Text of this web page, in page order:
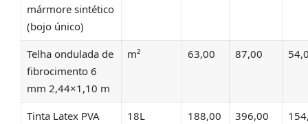
mármore sintético
(bojo único)
Telha ondulada de
fibrocimento 6
mm 2,44×1,10 m
m² 63,00 87,00
Tinta Latex PVA 18L 188,00 396,00